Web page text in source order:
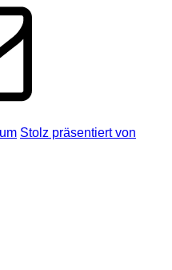
Stolz präsentiert von